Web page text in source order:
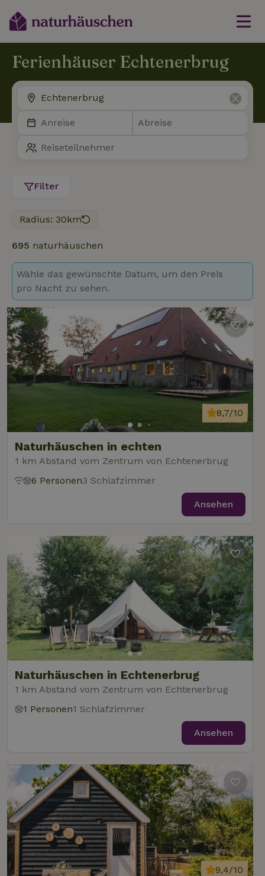
Ferienhäuser Echtenerbrug
Filter
Radius: 30km
695 naturhäuschen
Wähle das gewünschte Datum, um den Preis
pro Nacht zu sehen.
Naturhäuschen in echten
1 km Abstand vom Zentrum von Echtenerbrug
8,7/10
6 Personen3 Schlafzimmer
Ansehen
Naturhäuschen in Echtenerbrug
1 km Abstand vom Zentrum von Echtenerbrug
1 Personen1 Schlafzimmer
Ansehen
9,4/10